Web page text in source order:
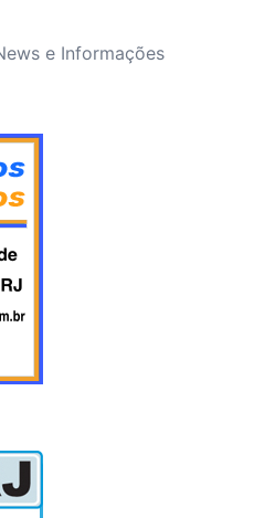
e Informações